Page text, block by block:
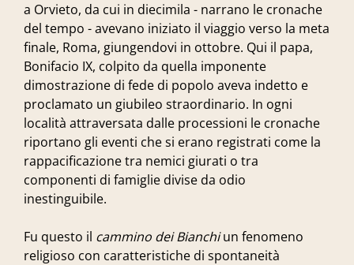
a Orvieto, da cui in diecimila - narrano le cronache
del tempo - avevano iniziato il viaggio verso la meta
finale, Roma, giungendovi in ottobre. Qui il papa,
Bonifacio IX, colpito da quella imponente
dimostrazione di fede di popolo aveva indetto e
proclamato un giubileo straordinario. In ogni
località attraversata dalle processioni le cronache
riportano gli eventi che si erano registrati come la
rappacificazione tra nemici giurati o tra
componenti di famiglie divise da odio
inestinguibile.
Fu questo il cammino dei Bianchiun fenomeno
religioso con caratteristiche di spontaneità